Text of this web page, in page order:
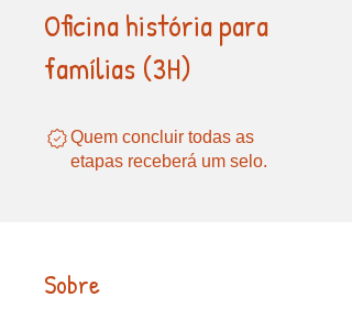
Oficina história para
famílias (3H)
Quem concluir todas as
etapas receberá um selo.
Sobre